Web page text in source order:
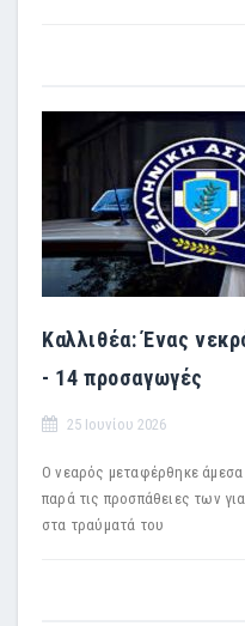
Καλλιθέα: Ένας
- 14 προσαγωγές
25 Ιουνίου 2026
Ο νεαρός μεταφέρθηκε άμεσα
παρά τις προσπάθειες των
στα τραύματά του